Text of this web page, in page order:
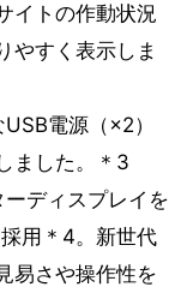
イトの作動状況
やすく表示しま
電源（×2）
ました。＊3
ディスプレイを
用＊4。新世代
易さや操作性を